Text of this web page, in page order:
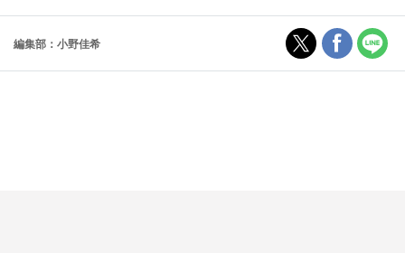
編集部：小野佳希